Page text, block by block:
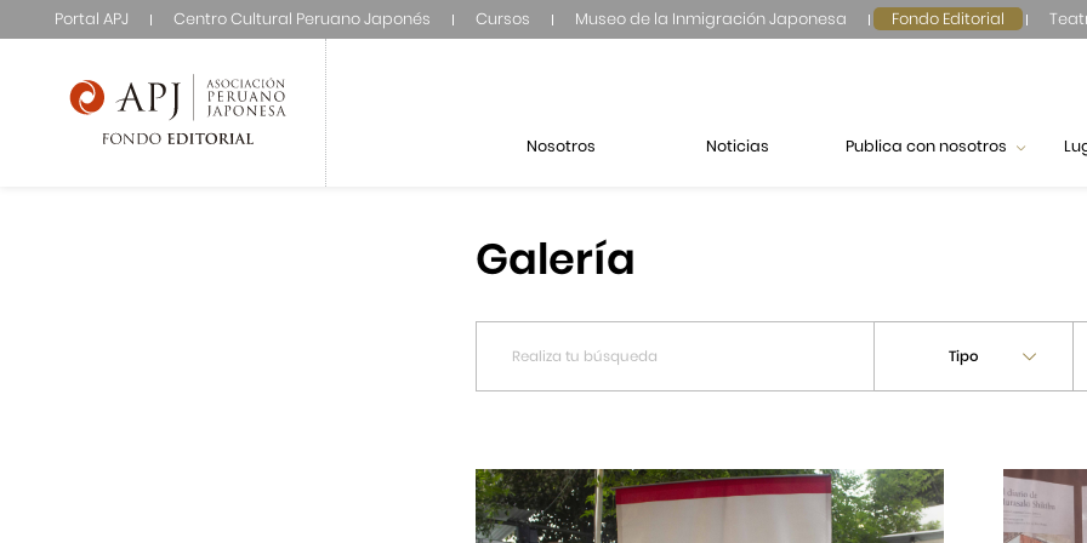
Portal APJ Centro Cultural Peruano Japonés Cursos Museo de la Inmigración Japonesa Fondo Editorial
Nosotros Noticias Publica con nosotros
Galería
Tipo